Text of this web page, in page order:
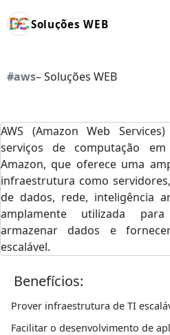
Soluções WEB
#aws– Soluções WEB
AWS (Amazon Web
serviços de computação
Amazon, que oferece uma
infraestrutura como
de dados, rede, inteligência
amplamente utilizada
armazenar dados e
escalável.
Benefícios:
Prover infraestrutura de TI
Facilitar o desenvolvimento de